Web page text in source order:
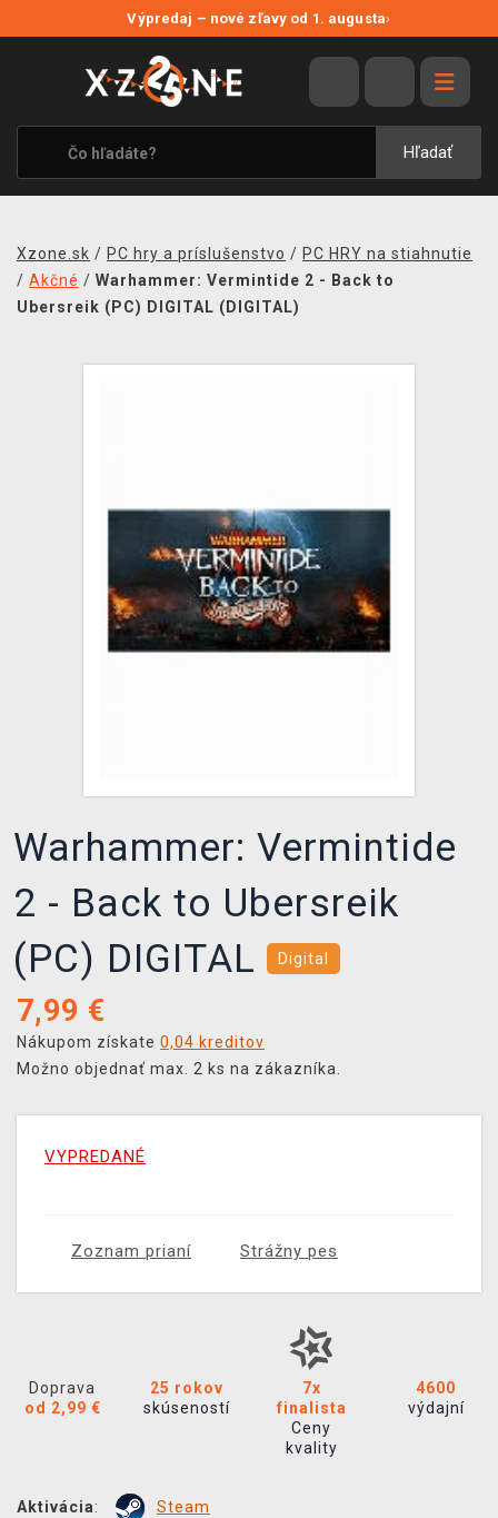
Výpredaj – nové zľavy od 1. augusta›
Hľadať
VÝPREDAJ
VIDEOHRY
XZONE ORIGINALS
TEMATIKY
MERCHANDISE
Xzone.sk / PC hry a príslušenstvo / PC HRY na stiahnutie
/ Akčné / Warhammer: Vermintide 2 - Back to
Ubersreik (PC) DIGITAL (DIGITAL)
Warhammer: Vermintide
2 - Back to Ubersreik
(PC) DIGITAL
Digital
7,99 €
Nákupom získate 0,04 kreditov
Možno objednať max. 2 ks na zákazníka.
VYPREDANÉ
Zoznam prianí Strážny pes
Doprava
od 2,99 €
25 rokov
skúseností
7x
finalista
Ceny
kvality
4600
výdajní
Aktivácia: Steam